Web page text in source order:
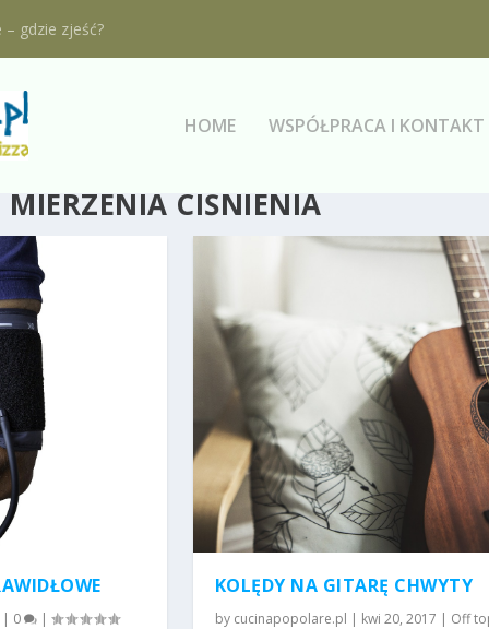
gdzie zjeść?
HOME WSPÓŁPRACA I KONTAKT
CIŚNIENIA
0 |
KOLĘDY NA GITARĘ CHWYTY
by cucinapopolare.pl kwi 20, 2017 Off